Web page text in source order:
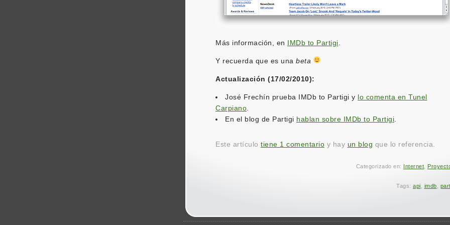
Más información, en IMDb to Partigi
Y recuerda que es una beta
Actualización (17/02/2010):
José Frechín prueba IMDb to Partigi y lo comenta en Tunel
Carpiano
En el blog de Partigi hablan sobre IMDb to Partigi
Este artículo tiene 1 comentario y hay un blog que lo referencia.
Categorizado en: Internet
Tags: api imdb